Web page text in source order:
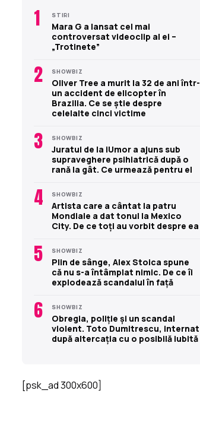
1 STIRI
Mara G a lansat cel mai
controversat videoclip al ei –
„Trotinete”
2 SHOWBIZ
Oliver Tree a murit la 32 de ani într-
un accident de elicopter în
Brazilia. Ce se știe despre
celelalte cinci victime
3 SHOWBIZ
Juratul de la iUmor a ajuns sub
supraveghere psihiatrică după o
rană la gât. Ce urmează pentru el
4 SHOWBIZ
Artista care a cântat la patru
Mondiale a dat tonul la Mexico
City. De ce toți au vorbit despre ea
5 SHOWBIZ
Plin de sânge, Alex Stoica spune
că nu s-a întâmplat nimic. De ce îi
explodează scandalul în față
6 SHOWBIZ
Obregia, poliție și un scandal
violent. Toto Dumitrescu, internat
după altercația cu o posibilă iubită
[psk_ad 300x600]